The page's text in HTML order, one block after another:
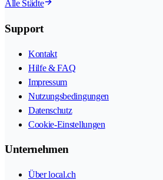
Alle Städte
Support
Kontakt
Hilfe & FAQ
Impressum
Nutzungsbedingungen
Datenschutz
Cookie-Einstellungen
Unternehmen
Über local.ch